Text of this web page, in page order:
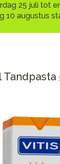
25 juli tot
10 augustus
Tandpasta